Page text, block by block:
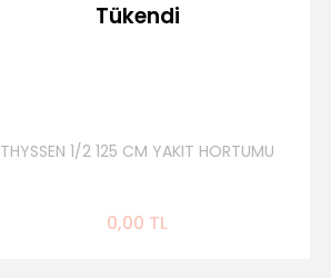
Tükendi
THYSSEN 1/2 125 CM YAKIT HORTUMU
0,00 TL